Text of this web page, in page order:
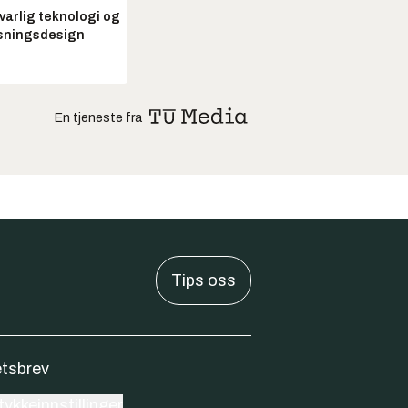
teknologi og
En tjeneste fra
Tips oss